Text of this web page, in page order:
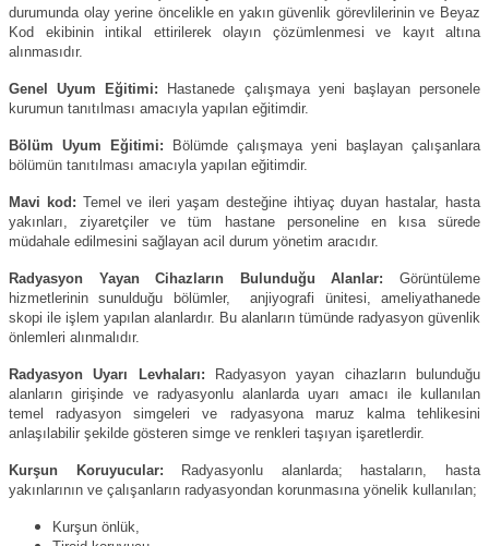
durumunda olay yerine öncelikle en yakın güvenlik görevlilerinin ve Beyaz
Kod ekibinin intikal ettirilerek olayın çözümlenmesi ve kayıt altına
alınmasıdır.
Genel Uyum Eğitimi:
Hastanede çalışmaya yeni başlayan personele
kurumun tanıtılması amacıyla yapılan eğitimdir.
Bölüm Uyum Eğitimi:
Bölümde çalışmaya yeni başlayan çalışanlara
bölümün tanıtılması amacıyla yapılan eğitimdir.
Mavi kod: Temel ve ileri yaşam desteğine ihtiyaç duyan hastalar, hasta
yakınları, ziyaretçiler ve tüm hastane personeline en kısa sürede
müdahale edilmesini sağlayan acil durum yönetim aracıdır.
Radyasyon Yayan Cihazların Bulunduğu Alanlar: Görüntüleme
hizmetlerinin sunulduğu bölümler, anjiyografi ünitesi, ameliyathanede
skopi ile işlem yapılan alanlardır. Bu alanların tümünde radyasyon güvenlik
önlemleri alınmalıdır.
Radyasyon Uyarı Levhaları:
Radyasyon yayan cihazların bulunduğu
alanların girişinde ve radyasyonlu alanlarda uyarı amacı ile kullanılan
temel radyasyon simgeleri ve radyasyona maruz kalma tehlikesini
anlaşılabilir şekilde gösteren simge ve renkleri taşıyan işaretlerdir.
Kurşun Koruyucular:
Radyasyonlu alanlarda; hastaların, hasta
yakınlarının ve çalışanların radyasyondan korunmasına yönelik kullanılan;
Kurşun önlük,